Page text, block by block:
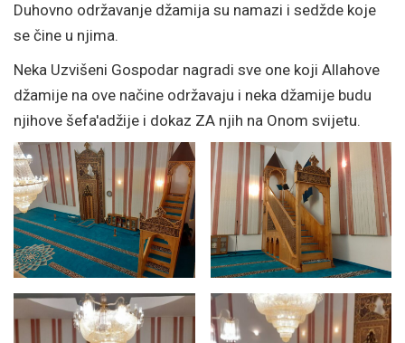
Duhovno održavanje džamija su namazi i sedžde koje
se čine u njima.
Neka Uzvišeni Gospodar nagradi sve one koji Allahove
džamije na ove načine održavaju i neka džamije budu
njihove šefa'adžije i dokaz ZA njih na Onom svijetu.